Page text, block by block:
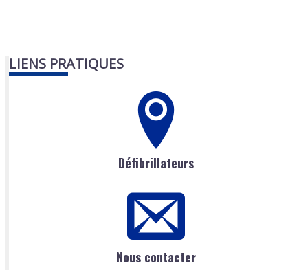
LIENS PRATIQUES
Défibrillateurs
Nous contacter